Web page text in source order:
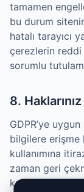
tamamen
bu durum
hatalı tarayıcı
çerezlerin reddi
sorumlu
8. Haklarınız
GDPR’ye
bilgilere erişme
kullanımına
zaman geri
kullanmak için